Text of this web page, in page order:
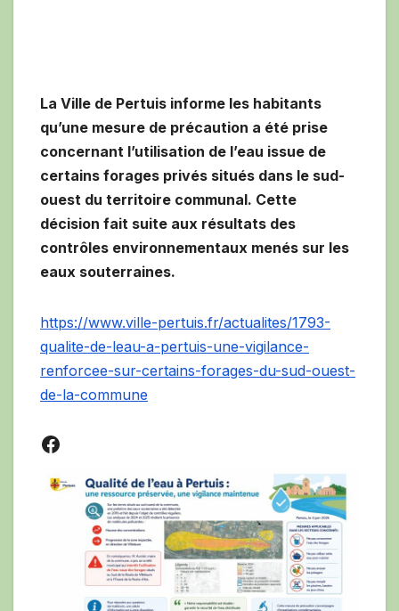
La Ville de Pertuis informe les habitants
qu’une mesure de précaution a été prise
concernant l’utilisation de l’eau issue de
certains forages privés situés dans le sud-
ouest du territoire communal. Cette
décision fait suite aux résultats des
contrôles environnementaux menés sur les
eaux souterraines.
https://www.ville-pertuis.fr/actualites/1793-
qualite-de-leau-a-pertuis-une-vigilance-
renforcee-sur-certains-forages-du-sud-ouest-
de-la-commune
Facebook